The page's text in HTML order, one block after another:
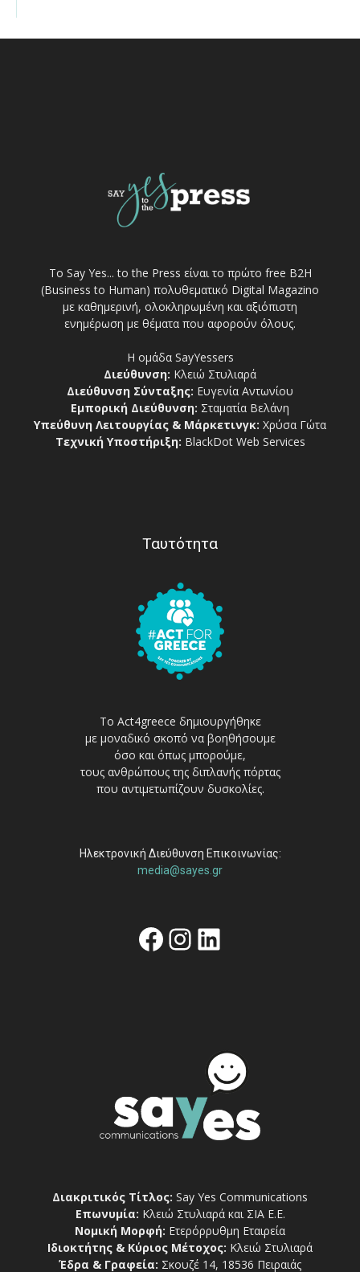
Το Say Yes... to the Press είναι το πρώτο free Β2Η
(Business to Human) πολυθεματικό Digital Magazino
με καθημερινή, ολοκληρωμένη και αξιόπιστη
ενημέρωση με θέματα που αφορούν όλους.
Η ομάδα SayYessers
Διεύθυνση: Κλειώ Στυλιαρά
Διεύθυνση Σύνταξης: Ευγενία Αντωνίου
Εμπορική Διεύθυνση: Σταματία Βελάνη
Υπεύθυνη Λειτουργίας & Μάρκετινγκ: Χρύσα Γώτα
Τεχνική Υποστήριξη: BlackDot Web Services
Ταυτότητα
Το Act4greece δημιουργήθηκε
με μοναδικό σκοπό να βοηθήσουμε
όσο και όπως μπορούμε,
τους ανθρώπους της διπλανής πόρτας
που αντιμετωπίζουν δυσκολίες.
Ηλεκτρονική Διεύθυνση Επικοινωνίας:
media@sayes.gr
Facebook
Instagram
Linkedin
Διακριτικός Τίτλος: Say Yes Communications
Επωνυμία: Κλειώ Στυλιαρά και ΣΙΑ Ε.Ε.
Νομική Μορφή: Ετερόρρυθμη Εταιρεία
Ιδιοκτήτης & Κύριος Μέτοχος: Κλειώ Στυλιαρά
Έδρα & Γραφεία: Σκουζέ 14, 18536 Πειραιάς